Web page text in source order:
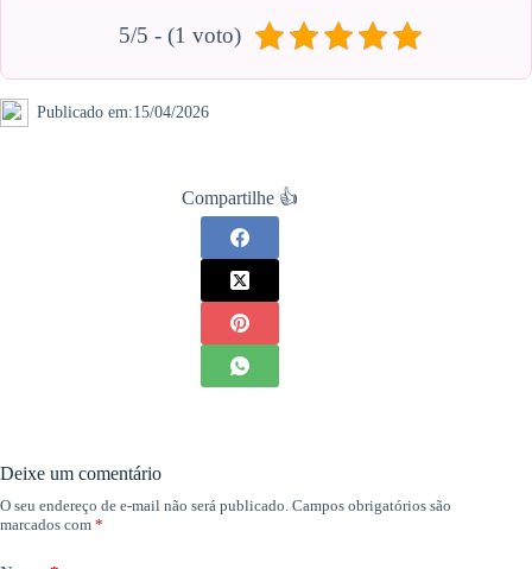
5/5 - (1 voto)
Publicado em:15/04/2026
Compartilhe 👍
Deixe um comentário
O seu endereço de e-mail não será publicado. Campos obrigatórios são
marcados com *